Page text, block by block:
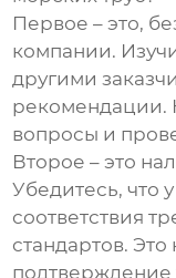
Первое – это,
компании.
другими
рекомендации.
вопросы и
Второе – это
Убедитесь, что
соответствия
стандартов.
подтверждение